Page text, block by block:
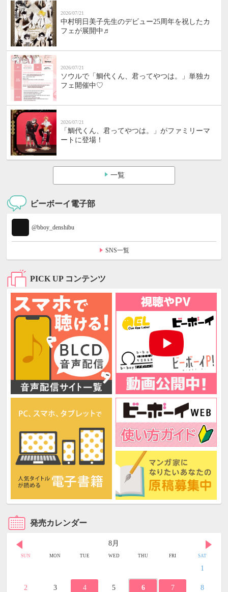
2026/07/21
中村明日美子先生のデビュー25周年を祝したカ
フェが展開中♬
2026/07/21
ソウルで「鯛代くん、君ってやつは。」単独カ
フェ開催中♡
2026/07/21
「鯛代くん、君ってやつは。」がファミリーマ
ートに登場！
一覧
ビーボーイ電子部
@bboy_denshibu
SNS一覧
PICK UP コンテンツ
発売カレンダー
8月
SUN MON TUE WED THU FRI SAT
1
2 3 4 5 6 7 8